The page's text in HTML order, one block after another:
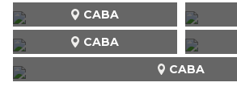
CABA
CABA
CABA